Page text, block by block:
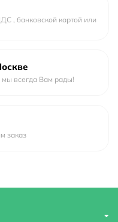
, банковской картой или
всегда Вам рады!
заказ